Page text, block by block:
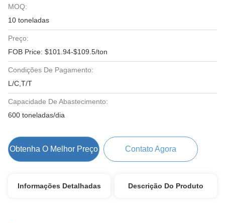
MOQ:
10 toneladas
Preço:
FOB Price: $101.94-$109.5/ton
Condições De Pagamento:
L/C,T/T
Capacidade De Abastecimento:
600 toneladas/dia
Obtenha O Melhor Preço Contato Agora
Informações Detalhadas Descrição Do Produto